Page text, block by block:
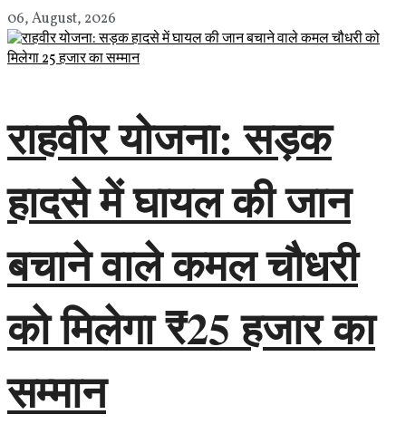
06, August, 2026
राहवीर योजना: सड़क
हादसे में घायल की जान
बचाने वाले कमल चौधरी
को मिलेगा ₹25 हजार का
सम्मान